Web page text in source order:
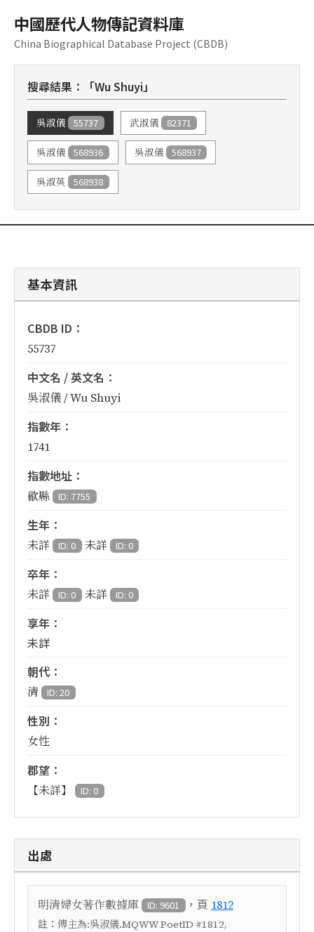
中國歷代人物傳記資料庫
China Biographical Database Project (CBDB)
搜尋結果：「Wu Shuyi」
吳淑儀 55737 武淑儀 82371
吳淑儀 568936 吳淑儀 568937
吳淑英 568938
基本資訊
CBDB ID：
55737
中文名 / 英文名：
吳淑儀 / Wu Shuyi
指數年：
1741
指數地址：
歙縣 ID: 7755
生年：
未詳 ID: 0 未詳 ID: 0
卒年：
未詳 ID: 0 未詳 ID: 0
享年：
未詳
朝代：
清 ID: 20
性別：
女性
郡望：
【未詳】 ID: 0
出處
明清婦女著作數據庫 ID: 9601 ，頁 1812
註： 傳主為:吳淑儀.MQWW PoetID #1812,